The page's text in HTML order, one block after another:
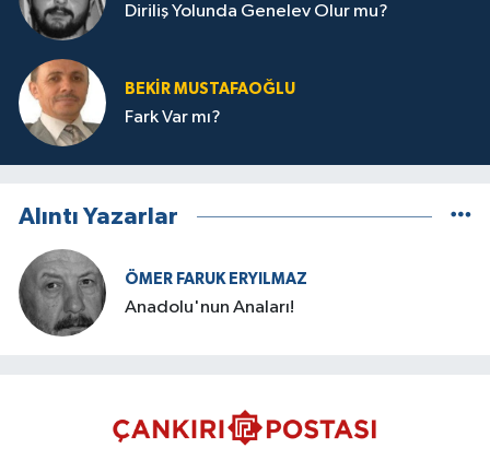
Diriliş Yolunda Genelev Olur mu?
BEKIR MUSTAFAOĞLU
Fark Var mı?
Alıntı Yazarlar
ÖMER FARUK ERYILMAZ
Anadolu'nun Anaları!